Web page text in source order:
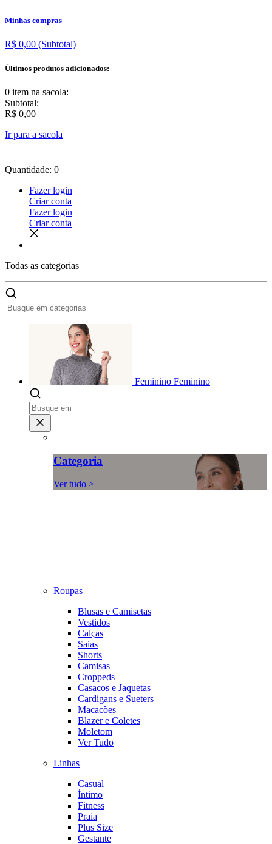
Minhas compras
R$ 0,00 (Subtotal)
Últimos produtos adicionados:
0 item na sacola:
Subtotal:
R$ 0,00
Ir para a sacola
Quantidade: 0
Fazer login
Criar conta
Fazer login
Criar conta
Todas as categorias
Feminino Feminino
Categoria
Ver tudo >
Roupas
Blusas e Camisetas
Vestidos
Calças
Saias
Shorts
Camisas
Croppeds
Casacos e Jaquetas
Cardigans e Sueters
Macacões
Blazer e Coletes
Moletom
Ver Tudo
Linhas
Casual
Íntimo
Fitness
Praia
Plus Size
Gestante